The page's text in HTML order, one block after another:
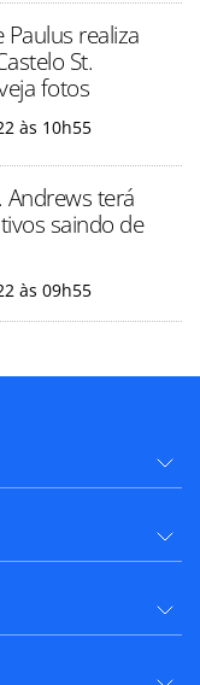
realiza
St.
fotos
às 10h55
Andrews terá
saindo de
às 09h55